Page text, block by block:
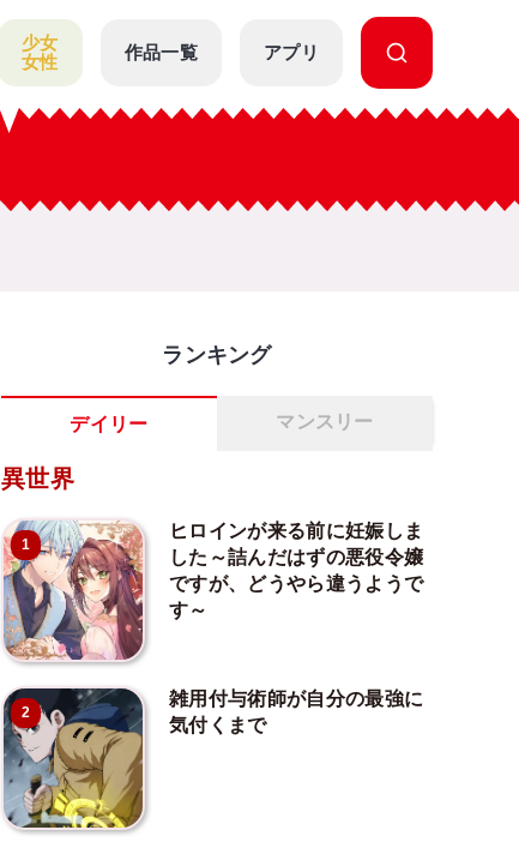
少女
女性
作品一覧 アプリ
ランキング
デイリー マンスリー
異世界
1
ヒロインが来る前に妊娠しま
した～詰んだはずの悪役令嬢
ですが、どうやら違うようで
す～
2
雑用付与術師が自分の最強に
気付くまで